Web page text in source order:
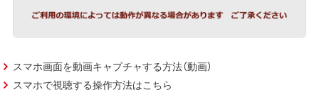
スマホ画面を動画キャプチャする方法（動画）
スマホで視聴する操作方法はこちら